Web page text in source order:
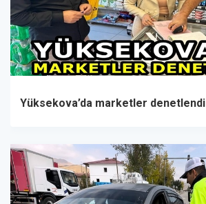
Yüksekova’da marketler denetlendi